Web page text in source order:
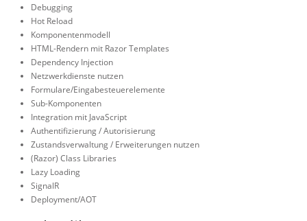
Debugging
Hot Reload
Komponentenmodell
HTML-Rendern mit Razor Templates
Dependency Injection
Netzwerkdienste nutzen
Formulare/Eingabesteuerelemente
Sub-Komponenten
Integration mit JavaScript
Authentifizierung / Autorisierung
Zustandsverwaltung / Erweiterungen nutzen
(Razor) Class Libraries
Lazy Loading
SignalR
Deployment/AOT